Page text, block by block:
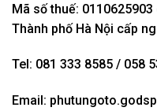
Mã số thuế:
Thành phố Hà Nội cấp
Tel: 081 333 8585 / 058
Email: